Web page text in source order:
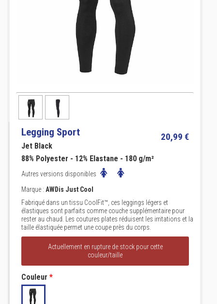
Legging Sport 20,99 €
Jet Black
88% Polyester - 12% Elastane - 180 g/m²
Autres versions disponibles
Marque : AWDis Just Cool
Fabriqué dans un tissu CoolFit™, ces leggings légers et
élastiques sont parfaits comme couche supplémentaire pour
rester au chaud. Les coutures plates réduisent les irritations et la
taille élastiquée permet une coupe près du corps.
Actuellement en rupture de stock pour cette
couleur/taille
Couleur *